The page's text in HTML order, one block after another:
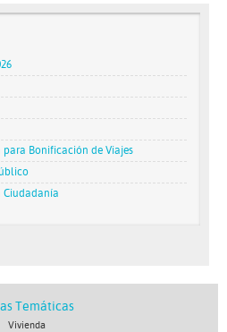
para Bonificación de Viajes
Ciudadanía
Temáticas
Vivienda